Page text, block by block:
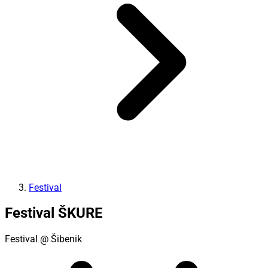
Festival
Festival ŠKURE
Festival @ Šibenik